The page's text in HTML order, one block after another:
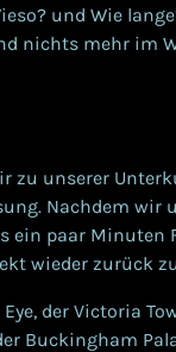
und Wie
nichts mehr im
zu unserer
Nachdem
paar Minuten
wieder zurück
der Victoria
Buckingham